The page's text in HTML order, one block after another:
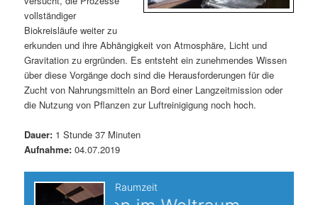
n
h
a
t
s
n
I
n
a
l
vollständiger
Biokreisläufe weiter zu
erkunden und ihre Abhängigkeit von Atmosphäre, Licht und
Gravitation zu ergründen. Es entsteht ein zunehmendes Wissen
über diese Vorgänge doch sind die Herausforderungen für die
Zucht von Nahrungsmitteln an Bord einer Langzeitmission oder
die Nutzung von Pflanzen zur Luftreinigigung noch hoch.
Dauer: 1 Stunde 37 Minuten
Aufnahme: 04.07.2019